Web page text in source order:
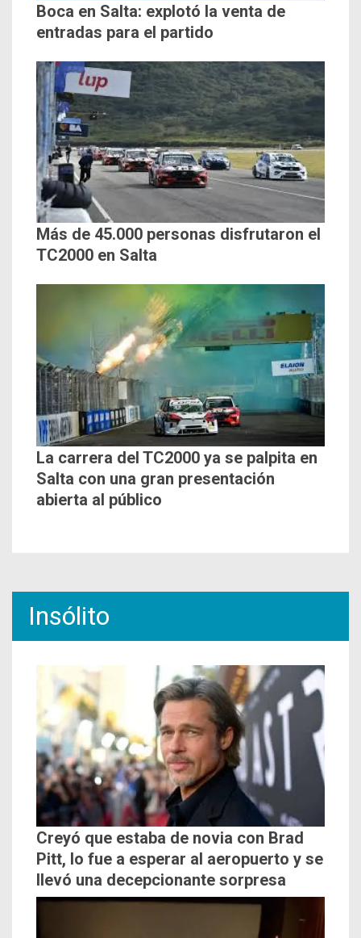
Boca en Salta: explotó la venta de
entradas para el partido
Más de 45.000 personas disfrutaron el
TC2000 en Salta
La carrera del TC2000 ya se palpita en
Salta con una gran presentación
abierta al público
Insólito
Creyó que estaba de novia con Brad
Pitt, lo fue a esperar al aeropuerto y se
llevó una decepcionante sorpresa